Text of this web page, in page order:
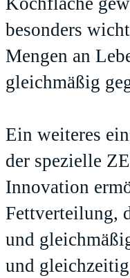
besonders
Mengen an
gleichmäßig
Ein weiteres
der spezielle
Innovation
Fettverteilung,
und
und